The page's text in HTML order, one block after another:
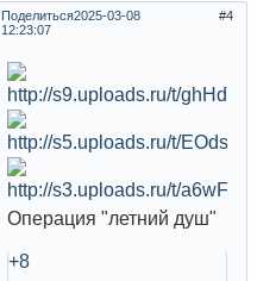
Поделиться 4
2025-03-08
12:23:07
Операция "летний душ"
+8